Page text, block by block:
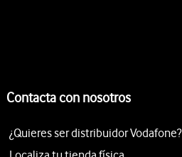
Contacta con nosotros
¿Quieres ser distribuidor Vodafone?